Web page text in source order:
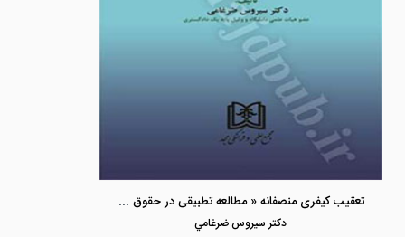
تعقیب کیفری منصفانه « مطالعه تطبیقی در حقوق ایران و آمریکا »
دكتر سيروس ضرغامي